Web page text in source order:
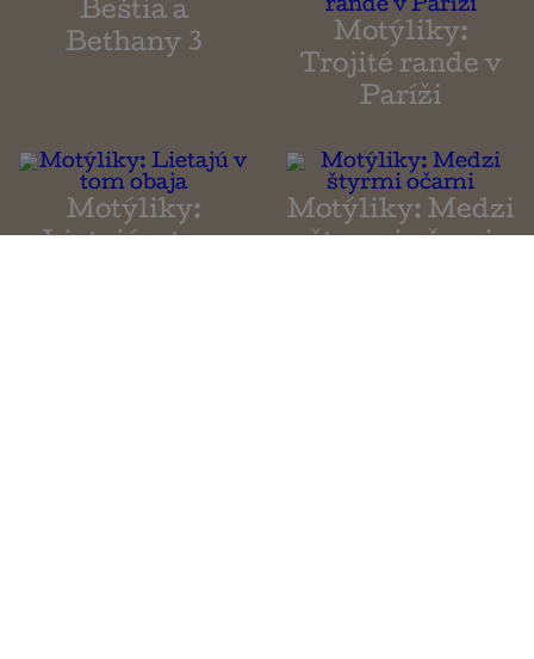
Beštia a
Bethany 3
Motýliky:
Trojité rande v
Paríži
Motýliky:
Motýliky: Medzi